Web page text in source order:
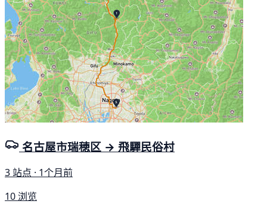
名古屋市瑞穂区 → 飛驒民俗村
3 站点 · 1个月前
10 浏览